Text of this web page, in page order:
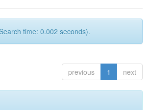
time: 0.002 seconds).
previous 1 next